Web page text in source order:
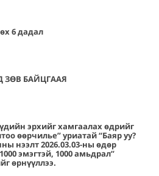
6 дадал
БАЙЦГААЯ
эрхийг хамгаалах өдрийг
өөрчилье” уриатай “Баяр уу?
нээлт 2026.03.03-ны өдөр
эмэгтэй, 1000 амьдрал”
өрнүүллээ.